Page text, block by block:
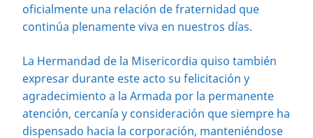
oficialmente una relación de fraternidad que
continúa plenamente viva en nuestros días.
La Hermandad de la Misericordia quiso también
expresar durante este acto su felicitación y
agradecimiento a la Armada por la permanente
atención, cercanía y consideración que siempre ha
dispensado hacia la corporación, manteniéndose